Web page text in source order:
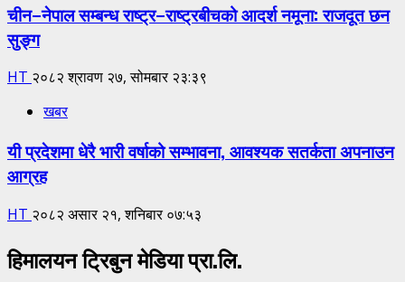
चीन–नेपाल सम्बन्ध राष्ट्र–राष्ट्रबीचको आदर्श नमूना: राजदूत छन
सुङ्ग
HT २०८२ श्रावण २७, सोमबार २३:३९
खबर
यी प्रदेशमा धेरै भारी वर्षाको सम्भावना, आवश्यक सतर्कता अपनाउन
आग्रह
HT २०८२ असार २१, शनिबार ०७:५३
हिमालयन ट्रिबुन मेडिया प्रा.लि.